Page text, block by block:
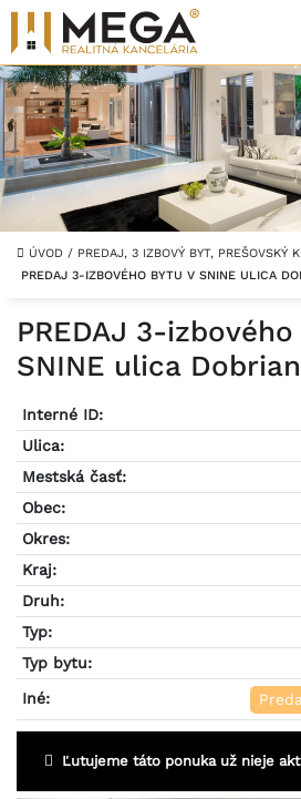
ÚVOD / PREDAJ, 3 IZBOVÝ BYT, PREŠOVSKÝ
PREDAJ 3-IZBOVÉHO BYTU V SNINE ULICA
PREDAJ 3-izbového
SNINE ulica
Interné ID:
Ulica:
Mestská časť:
Obec:
Okres:
Kraj:
Druh:
Typ:
Typ bytu:
Iné:
Ľutujeme táto ponuka už nieje